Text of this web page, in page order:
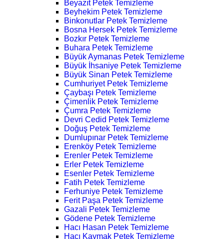
Beyazıt Petek Temizleme
Beyhekim Petek Temizleme
Binkonutlar Petek Temizleme
Bosna Hersek Petek Temizleme
Bozkır Petek Temizleme
Buhara Petek Temizleme
Büyük Aymanas Petek Temizleme
Büyük İhsaniye Petek Temizleme
Büyük Sinan Petek Temizleme
Cumhuriyet Petek Temizleme
Çaybaşı Petek Temizleme
Çimenlik Petek Temizleme
Çumra Petek Temizleme
Devri Cedid Petek Temizleme
Doğuş Petek Temizleme
Dumlupınar Petek Temizleme
Erenköy Petek Temizleme
Erenler Petek Temizleme
Erler Petek Temizleme
Esenler Petek Temizleme
Fatih Petek Temizleme
Ferhuniye Petek Temizleme
Ferit Paşa Petek Temizleme
Gazali Petek Temizleme
Gödene Petek Temizleme
Hacı Hasan Petek Temizleme
Hacı Kaymak Petek Temizleme